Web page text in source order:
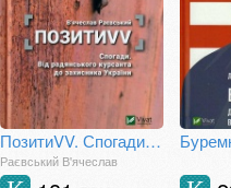
ПозитиVV. Спогади. Від радянського курсанта до захисника України
Раєвський В'ячеслав